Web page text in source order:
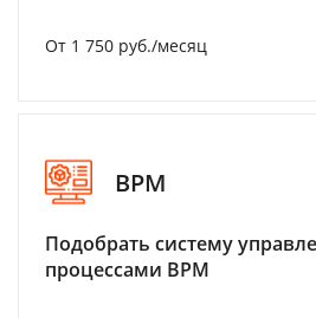
От 1 750 руб./месяц
BPM
Подобрать систему
процессами BPM